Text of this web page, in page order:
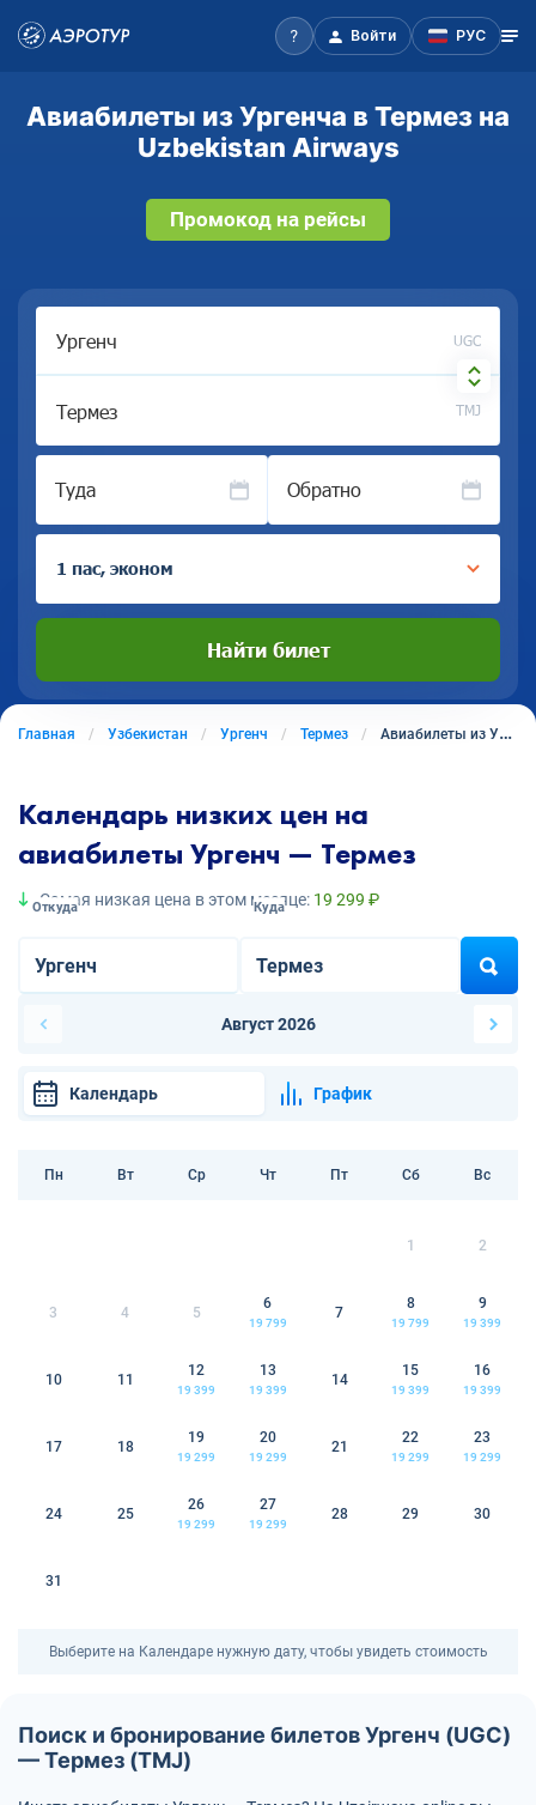
Войти РУС
Авиабилеты из Ургенча в Термез на
Uzbekistan Airways
Промокод на рейсы
UGC
TMJ
Туда Обратно
1 пас, эконом
Найти билет
Главная Узбекистан Ургенч Термез Авиабилеты из Ургенча в Термез
Календарь низких цен на
авиабилеты Ургенч — Термез
Самая низкая цена в этом месяце: 19 299 ₽
Откуда Куда
Август 2026
Календарь График
Пн Вт Ср Чт Пт Сб Вс
1 2
3 4 5
6
19 799
7
8
19 799
9
19 399
10 11
12
19 399
13
19 399
14
15
19 399
16
19 399
17 18
19
19 299
20
19 299
21
22
19 299
23
19 299
24 25
26
19 299
27
19 299
28 29 30
31
Выберите на Календаре нужную дату, чтобы увидеть стоимость
Поиск и бронирование билетов Ургенч (UGC)
— Термез (TMJ)